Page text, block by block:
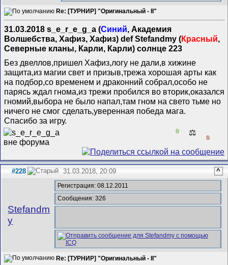
Re: [ТУРНИР] "Оригинальный - II"
31.03.2018 s_e_r_e_g_a (Синий, Академия
Волшебства, Хафиз, Хафиз) def Stefandmy (Красный,
Северные кланы, Карли, Карли) солнце 223
Без двеллов,пришел Хафиз,логу не дали,в хижине
защита,из магии свет и призыв,трежа хорошая арты как
на подбор,со временем и драконний собрал,особо не
парясь ждал гнома,из трежи пробился во вторик,оказался
гномий,выбора не было напал,там гном на свето тьме но
ничего не смог сделать,уверенная победа мага.
Спасибо за игру.
0 ⚖️
0
#228 31.03.2018, 20:09 ^
Stefandm
y
Регистрация: 08.12.2011
Сообщения: 326
Re: [ТУРНИР] "Оригинальный - II"